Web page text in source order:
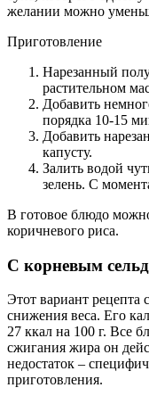
желании можно
Приготовление
Нарезанный
растительном
Добавить
порядка 10-15
Добавить
капусту.
Залить водой
зелень. С
В готовое блюдо
коричневого риса.
С корневым
Этот вариант рецепта
снижения веса. Его
27 ккал на 100 г. Все
сжигания жира он
недостаток –
приготовления.